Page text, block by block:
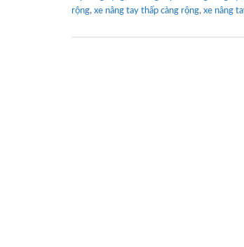
rộng, xe nâng tay thấp càng rộng, xe nâng